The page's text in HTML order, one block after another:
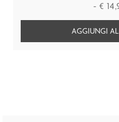
- €
AGGIUNGI AL